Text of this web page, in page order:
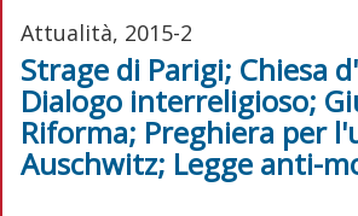
Attualità, 2015-2
Strage di Parigi; Chiesa
Dialogo interreligioso;
Riforma; Preghiera per
Auschwitz; Legge anti-